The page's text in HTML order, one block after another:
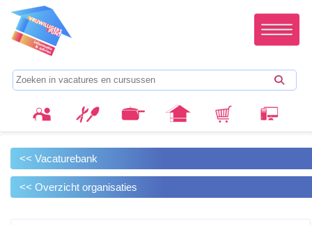
<< Vacaturebank
<< Overzicht organisaties